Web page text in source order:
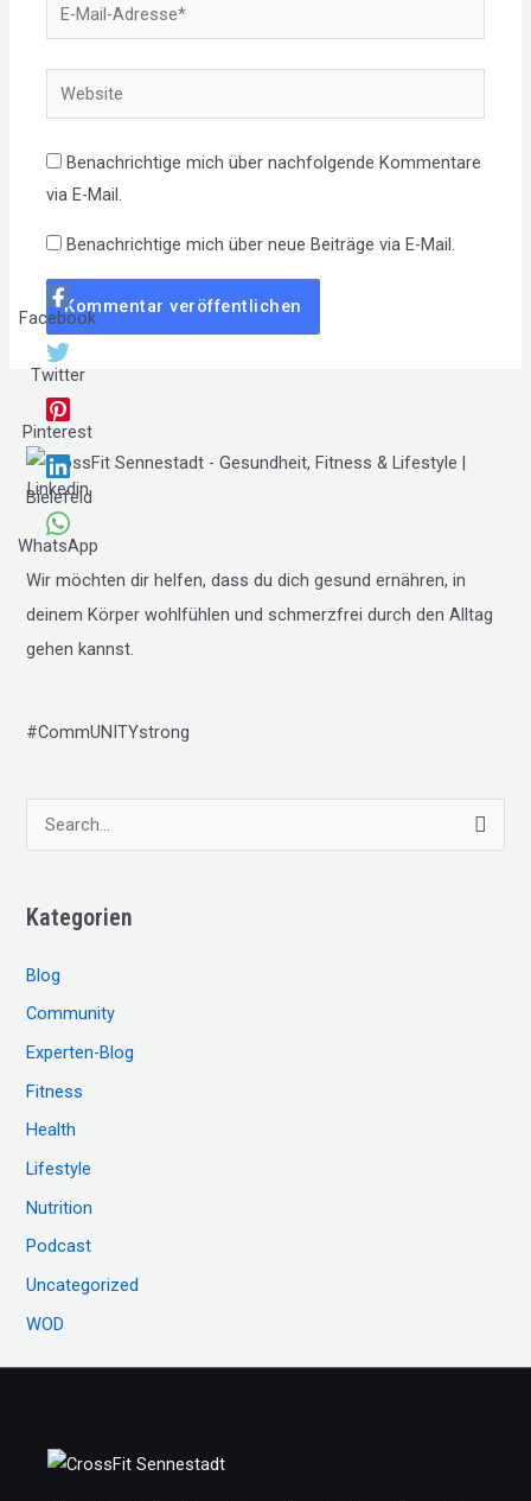
Facebook
Twitter
Pinterest
Linkedin
WhatsApp
Mail-
Adresse*
Website
Benachrichtige mich über nachfolgende Kommentare
via E-Mail.
Benachrichtige mich über neue Beiträge via E-Mail.
Wir möchten dir helfen, dass du dich gesund ernähren, in
deinem Körper wohlfühlen und schmerzfrei durch den Alltag
gehen kannst.
#CommUNITYstrong
u
h
n
n
a
c
h
:
Kategorien
Blog
Community
Experten-Blog
Fitness
Health
Lifestyle
Nutrition
Podcast
Uncategorized
WOD